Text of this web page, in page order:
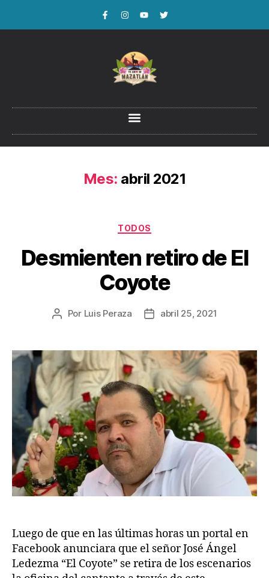
Mes: abril 2021
TODOS
Desmienten retiro de El
Coyote
Por Luis Peraza abril 25, 2021
Luego de que en las últimas horas un portal en
Facebook anunciara que el señor José Ángel
Ledezma “El Coyote” se retira de los escenarios